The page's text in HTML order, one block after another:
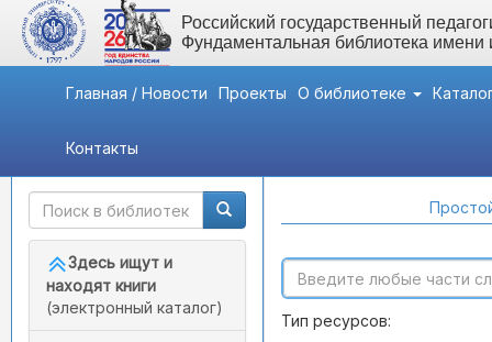
Российский государственный
Фундаментальная библиотека
Главная / Новости Проекты О библиотеке
Контакты
Быстрый доступ
Здесь ищут и
находят книги
(электронный каталог)
Тип ресурсов: